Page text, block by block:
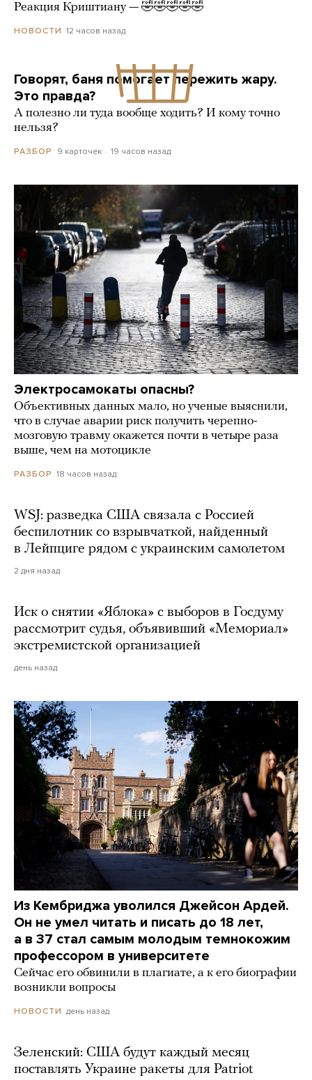
Реакция Криштиану — 🤣🤣🤣🤣🤣
НОВОСТИ 12 часов назад
Говорят, баня помогает пережить жару.
Это правда?
А полезно ли туда вообще ходить? И кому точно
нельзя?
РАЗБОР 9 карточек 19 часов назад
Электросамокаты опасны?
Объективных данных мало, но ученые выяснили,
что в случае аварии риск получить черепно-
мозговую травму окажется почти в четыре раза
выше, чем на мотоцикле
РАЗБОР 18 часов назад
WSJ: разведка США связала с Россией
беспилотник со взрывчаткой, найденный
в Лейпциге рядом с украинским самолетом
2 дня назад
Иск о снятии «Яблока» с выборов в Госдуму
рассмотрит судья, объявивший «Мемориал»
экстремистской организацией
день назад
Из Кембриджа уволился Джейсон Ардей.
Он не умел читать и писать до 18 лет,
а в 37 стал самым молодым темнокожим
профессором в университете
Сейчас его обвинили в плагиате, а к его биографии
возникли вопросы
НОВОСТИ день назад
Зеленский: США будут каждый месяц
поставлять Украине ракеты для Patriot